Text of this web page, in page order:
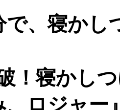
で、寝かし
！寝かし
、ロジャ